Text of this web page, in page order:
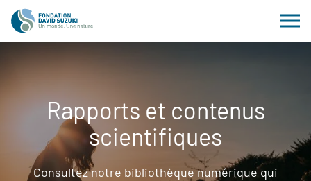
Rapports et contenus
scientifiques
Consultez notre bibliothèque numérique qui